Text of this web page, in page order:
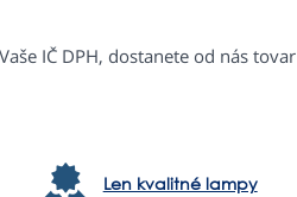
IČ DPH, dostanete od nás tovar
Len kvalitné lampy